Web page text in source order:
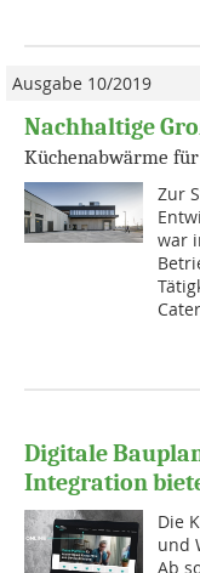
Ausgabe 10/2019
Nachhaltige
Küchenabwärme für
Zur
war
Digitale
Integration
Die
und
Ab